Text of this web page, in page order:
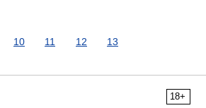
10 11 12 13
18+